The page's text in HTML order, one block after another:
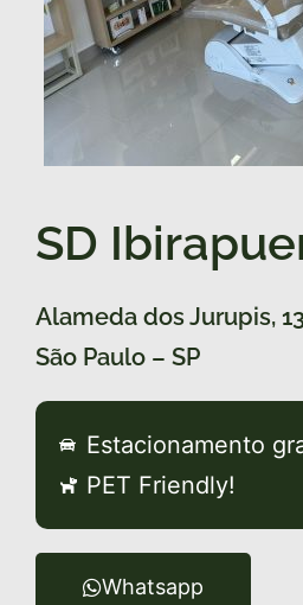
SD
Alameda dos Jurupis,
São Paulo – SP
Estacionamento
PET Friendly!
Whatsapp